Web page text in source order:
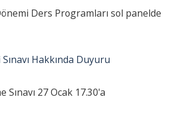
Ders Programları sol panelde
Hakkında Duyuru
27 Ocak 17.30'a